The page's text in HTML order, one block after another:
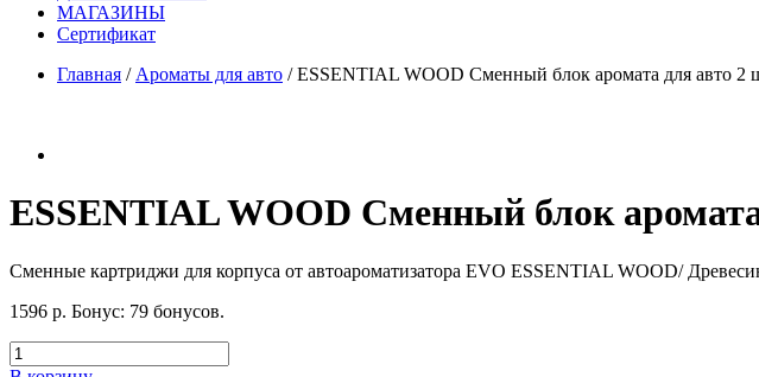
МАГАЗИНЫ
Cертификат
Главная / Ароматы для авто /ESSENTIAL WOOD Сменный блок аромата для авто 2
ESSENTIAL WOOD Сменный блок
Сменные картриджи для корпуса от автоароматизатора EVO ESSENTIAL WOOD/
1596 р. Бонус: 79 бонусов.